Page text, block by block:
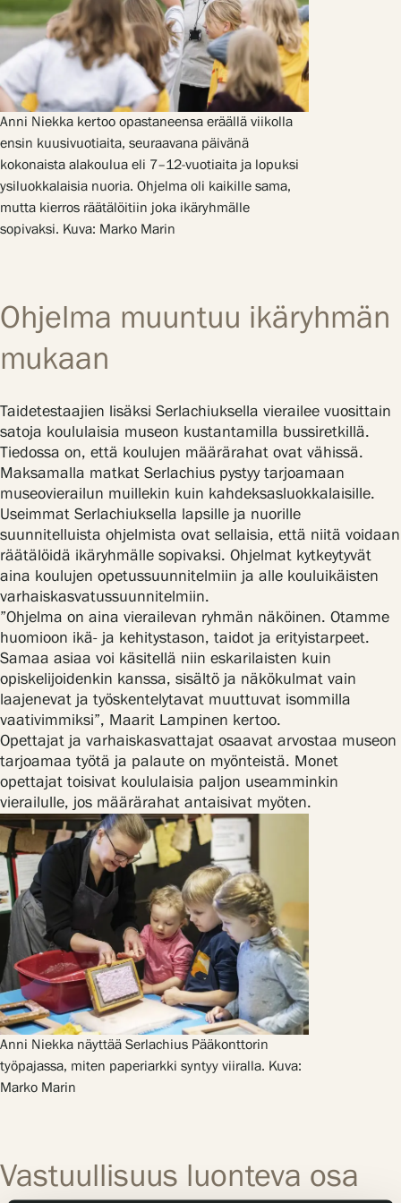
Anni Niekka kertoo opastaneensa eräällä viikolla
ensin kuusivuotiaita, seuraavana päivänä
kokonaista alakoulua eli 7–12-vuotiaita ja lopuksi
ysiluokkalaisia nuoria. Ohjelma oli kaikille sama,
mutta kierros räätälöitiin joka ikäryhmälle
sopivaksi. Kuva: Marko Marin
Ohjelma muuntuu ikäryhmän
mukaan
Taidetestaajien lisäksi Serlachiuksella vierailee vuosittain
satoja koululaisia museon kustantamilla bussiretkillä.
Tiedossa on, että koulujen määrärahat ovat vähissä.
Maksamalla matkat Serlachius pystyy tarjoamaan
museovierailun muillekin kuin kahdeksasluokkalaisille.
Useimmat Serlachiuksella lapsille ja nuorille
suunnitelluista ohjelmista ovat sellaisia, että niitä voidaan
räätälöidä ikäryhmälle sopivaksi. Ohjelmat kytkeytyvät
aina koulujen opetussuunnitelmiin ja alle kouluikäisten
varhaiskasvatussuunnitelmiin.
”Ohjelma on aina vierailevan ryhmän näköinen. Otamme
huomioon ikä- ja kehitystason, taidot ja erityistarpeet.
Samaa asiaa voi käsitellä niin eskarilaisten kuin
opiskelijoidenkin kanssa, sisältö ja näkökulmat vain
laajenevat ja työskentelytavat muuttuvat isommilla
vaativimmiksi”, Maarit Lampinen kertoo.
Opettajat ja varhaiskasvattajat osaavat arvostaa museon
tarjoamaa työtä ja palaute on myönteistä. Monet
opettajat toisivat koululaisia paljon useamminkin
vierailulle, jos määrärahat antaisivat myöten.
Anni Niekka näyttää Serlachius Pääkonttorin
työpajassa, miten paperiarkki syntyy viiralla. Kuva:
Marko Marin
Vastuullisuus luonteva osa